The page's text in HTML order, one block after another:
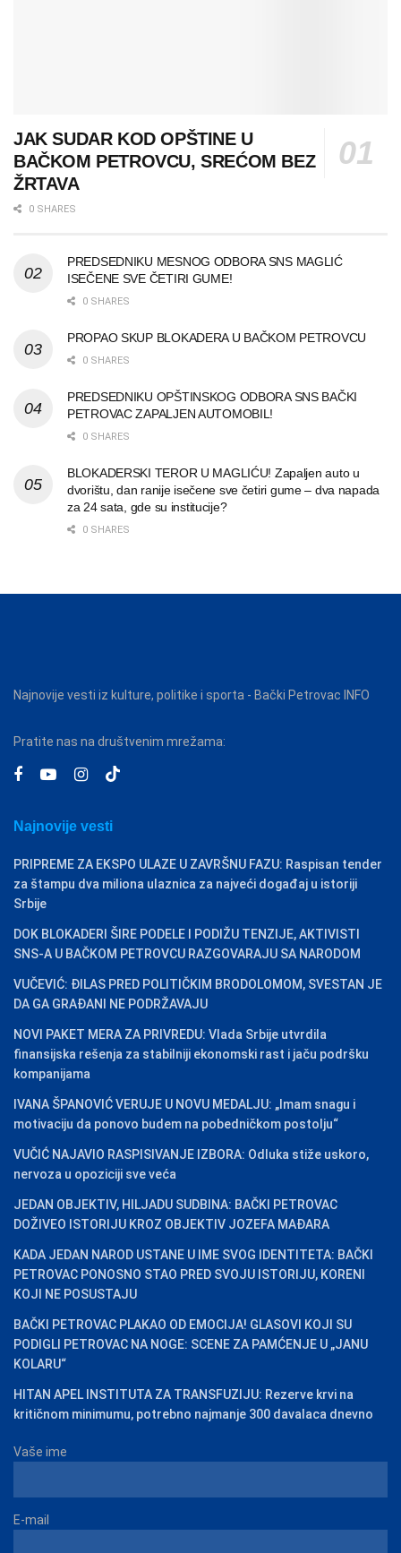
JAK SUDAR KOD OPŠTINE U
BAČKOM PETROVCU, SREĆOM BEZ
ŽRTAVA
0 SHARES
PREDSEDNIKU MESNOG ODBORA SNS MAGLIĆ
ISEČENE SVE ČETIRI GUME!
0 SHARES
PROPAO SKUP BLOKADERA U BAČKOM PETROVCU
0 SHARES
PREDSEDNIKU OPŠTINSKOG ODBORA SNS BAČKI
PETROVAC ZAPALJEN AUTOMOBIL!
0 SHARES
BLOKADERSKI TEROR U MAGLIĆU! Zapaljen auto u
dvorištu, dan ranije isečene sve četiri gume – dva napada
za 24 sata, gde su institucije?
0 SHARES
Najnovije vesti iz kulture, politike i sporta - Bački Petrovac INFO
Pratite nas na društvenim mrežama:
Najnovije vesti
PRIPREME ZA EKSPO ULAZE U ZAVRŠNU FAZU: Raspisan tender
za štampu dva miliona ulaznica za najveći događaj u istoriji
Srbije
DOK BLOKADERI ŠIRE PODELE I PODIŽU TENZIJE, AKTIVISTI
SNS-A U BAČKOM PETROVCU RAZGOVARAJU SA NARODOM
VUČEVIĆ: ĐILAS PRED POLITIČKIM BRODOLOMOM, SVESTAN JE
DA GA GRAĐANI NE PODRŽAVAJU
NOVI PAKET MERA ZA PRIVREDU: Vlada Srbije utvrdila
finansijska rešenja za stabilniji ekonomski rast i jaču podršku
kompanijama
IVANA ŠPANOVIĆ VERUJE U NOVU MEDALJU: „Imam snagu i
motivaciju da ponovo budem na pobedničkom postolju“
VUČIĆ NAJAVIO RASPISIVANJE IZBORA: Odluka stiže uskoro,
nervoza u opoziciji sve veća
JEDAN OBJEKTIV, HILJADU SUDBINA: BAČKI PETROVAC
DOŽIVEO ISTORIJU KROZ OBJEKTIV JOZEFA MAĐARA
KADA JEDAN NAROD USTANE U IME SVOG IDENTITETA: BAČKI
PETROVAC PONOSNO STAO PRED SVOJU ISTORIJU, KORENI
KOJI NE POSUSTAJU
BAČKI PETROVAC PLAKAO OD EMOCIJA! GLASOVI KOJI SU
PODIGLI PETROVAC NA NOGE: SCENE ZA PAMĆENJE U „JANU
KOLARU“
HITAN APEL INSTITUTA ZA TRANSFUZIJU: Rezerve krvi na
kritičnom minimumu, potrebno najmanje 300 davalaca dnevno
Vaše ime
E-mail